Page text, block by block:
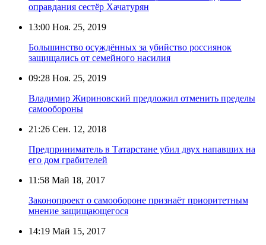
оправдания сестёр Хачатурян
13:00 Ноя. 25, 2019
Большинство осуждённых за убийство россиянок
защищались от семейного насилия
09:28 Ноя. 25, 2019
Владимир Жириновский предложил отменить пределы
самообороны
21:26 Сен. 12, 2018
Предприниматель в Татарстане убил двух напавших на
его дом грабителей
11:58 Май 18, 2017
Законопроект о самообороне признаёт приоритетным
мнение защищающегося
14:19 Май 15, 2017